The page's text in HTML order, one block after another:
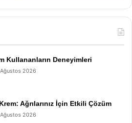
Kullananların Deneyimleri
2026
Ağrılarınız İçin Etkili Çözüm
2026